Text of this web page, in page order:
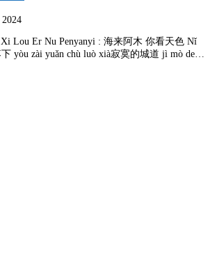
Lou Er Nu Penyanyi : 海来阿木 你看天色 Nǐ
yòu zài yuǎn chù luò xià寂寞的城道 jì mò de…